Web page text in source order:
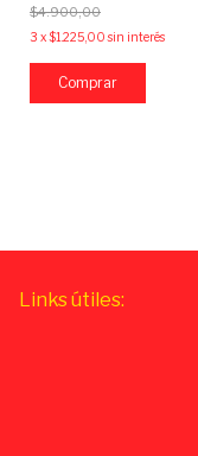
$4.900,00
3 x$1.225,00 sin interés
Links útiles: